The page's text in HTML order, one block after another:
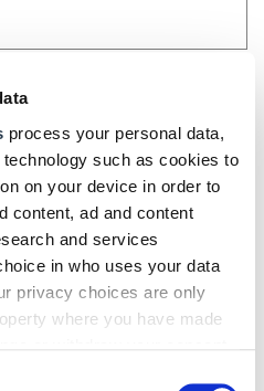
process your personal data,
such as cookies to
on your device in order to
content, ad and content
and services
in who uses your data
privacy choices are only
where you have made
ein.